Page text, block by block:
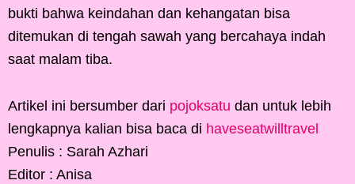
bukti bahwa keindahan dan kehangatan bisa
ditemukan di tengah sawah yang bercahaya indah
saat malam tiba.
Artikel ini bersumber dari pojoksatu dan untuk lebih
lengkapnya kalian bisa baca di haveseatwilltravel
Penulis : Sarah Azhari
Editor : Anisa